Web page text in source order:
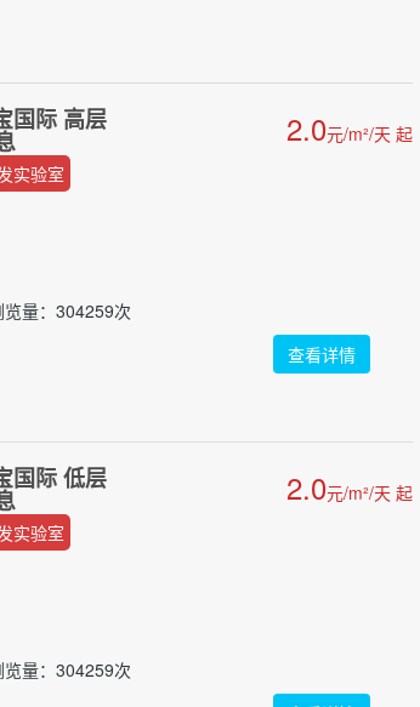
国际 高层 2.0元/m²/天 起
实验室
量：304259次
查看详情
国际 低层 2.0元/m²/天 起
实验室
量：304259次